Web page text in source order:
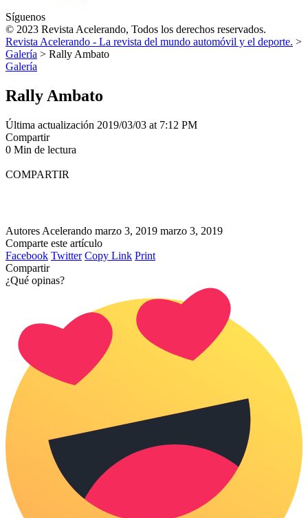
Síguenos
© 2023 Revista Acelerando, Todos los derechos reservados.
Revista Acelerando - La revista del mundo automóvil y el deporte. >
Galería > Rally Ambato
Galería
Rally Ambato
Última actualización 2019/03/03 at 7:12 PM
Compartir
0 Min de lectura
COMPARTIR
Autores Acelerando marzo 3, 2019 marzo 3, 2019
Comparte este artículo
Facebook Twitter Copy Link Print
Compartir
¿Qué opinas?